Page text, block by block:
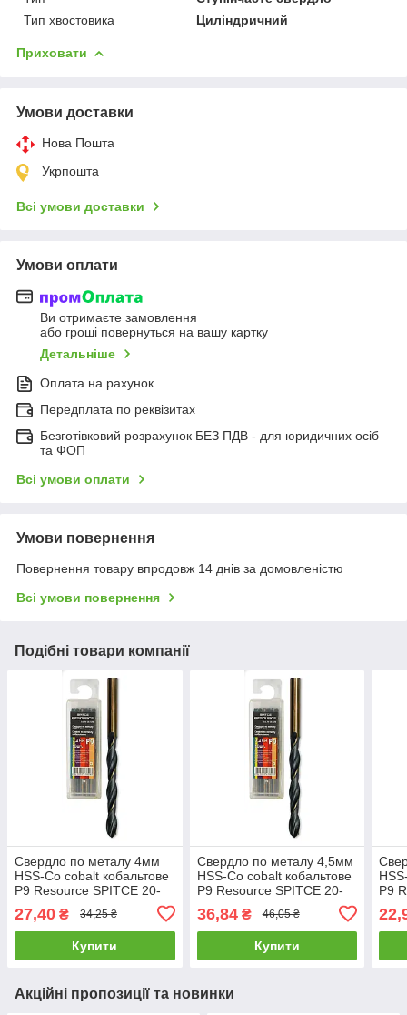
Тип хвостовика
Циліндричний
Приховати
Умови доставки
Нова Пошта
Укрпошта
Всі умови доставки
Умови оплати
Ви отримаєте замовлення
або гроші повернуться на вашу картку
Детальніше
Оплата на рахунок
Передплата по реквізитах
Безготівковий розрахунок БЕЗ ПДВ - для юридичних осіб
та ФОП
Всі умови оплати
Умови повернення
Повернення товару впродовж 14 днів за домовленістю
Всі умови повернення
Подібні товари компанії
Свердло по металу 4мм
HSS-Co cobalt кобальтове
Р9 Resource SPITCE 20-
27,40 ₴ 34,25 ₴
Купити
Свердло по металу 4,5мм
HSS-Co cobalt кобальтове
Р9 Resource SPITCE 20-
36,84₴ 46,05 ₴
Купити
Р9
Акційні пропозиції та новинки